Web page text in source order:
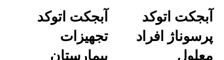
آبجکت اتوکد
پرسوناژ افراد
معلول
آبجکت اتوکد
تجهیزات
بیمارستان